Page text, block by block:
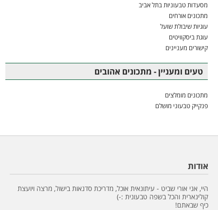
מסעדות טבעוניות בתל אביב
מתכונים אורחים
עוגיות שיבולת שועל
עוגת ביסקוויטים
קישורים מעניינים
טעים ומעניין - מתכונים אהובים
מתכונים מומלצים
פנקייק טבעוני מושלם
אודות
היי, אני אורי שביט - עיתונאית אוכל, מדריכת סדנאות בישול, מרצה ויועצת
קולינארית והכל בשפה טבעונית :-)
כיף שבאתם!